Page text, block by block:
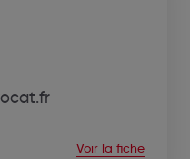
Voir la fiche